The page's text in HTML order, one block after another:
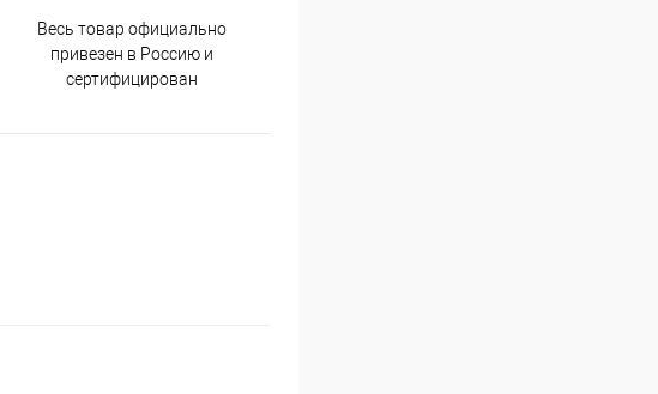
Весь товар официально
привезен в Россию и
сертифицирован